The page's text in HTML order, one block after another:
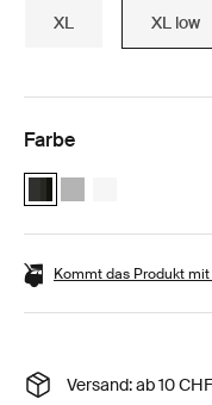
XL XL low
Farbe
Thule Motion 3 XL Low
Thule Motion 3 XL
Kommt das Produkt
Versand: ab 10 CHF